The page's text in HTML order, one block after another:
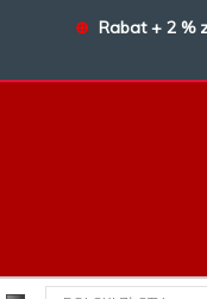
⊕ Rabat + 2 %
currency_h